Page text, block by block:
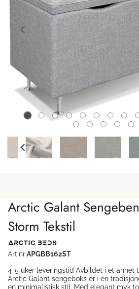
Arctic Galant
Storm Tekstil
Art.nr:APGBB162ST
4-5 uker leveringstid Avbildet i et annet tekstil enn Storm.
Arctic Galant sengeboks er i en
en minimalistisk stil. Med elegant myk